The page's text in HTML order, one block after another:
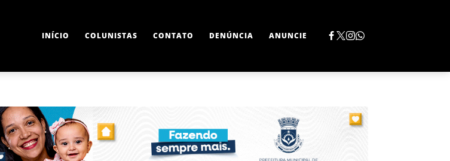
INÍCIO COLUNISTAS CONTATO DENÚNCIA ANUNCIE